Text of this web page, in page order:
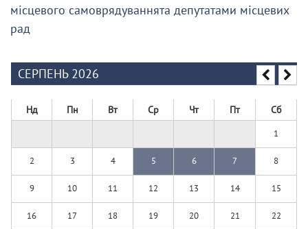
місцевого самоврядуваннята депутатами місцевих
рад
СЕРПЕНЬ 2026
Нд Пн Вт Ср Чт Пт Сб
1
2 3 4 5 6 7 8
9 10 11 12 13 14 15
16 17 18 19 20 21 22